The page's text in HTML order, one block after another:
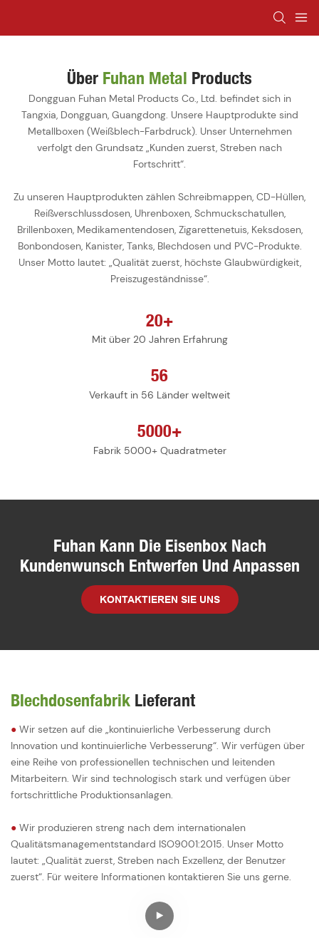
Über Fuhan Metal Products
Dongguan Fuhan Metal Products Co., Ltd. befindet sich in
Tangxia, Dongguan, Guangdong. Unsere Hauptprodukte sind
Metallboxen (Weißblech-Farbdruck). Unser Unternehmen
verfolgt den Grundsatz „Kunden zuerst, Streben nach
Fortschritt“.
Zu unseren Hauptprodukten zählen Schreibmappen, CD-Hüllen,
Reißverschlussdosen, Uhrenboxen, Schmuckschatullen,
Brillenboxen, Medikamentendosen, Zigarettenetuis, Keksdosen,
Bonbondosen, Kanister, Tanks, Blechdosen und PVC-Produkte.
Unser Motto lautet: „Qualität zuerst, höchste Glaubwürdigkeit,
Preiszugeständnisse“.
20+
Mit über 20 Jahren Erfahrung
56
Verkauft in 56 Länder weltweit
5000+
Fabrik 5000+ Quadratmeter
Fuhan Kann Die Eisenbox Nach
Kundenwunsch Entwerfen Und Anpassen
KONTAKTIEREN SIE UNS
Blechdosenfabrik Lieferant
● Wir setzen auf die „kontinuierliche Verbesserung durch
Innovation und kontinuierliche Verbesserung“. Wir verfügen über
eine Reihe von professionellen technischen und leitenden
Mitarbeitern. Wir sind technologisch stark und verfügen über
fortschrittliche Produktionsanlagen.
● Wir produzieren streng nach dem internationalen
Qualitätsmanagementstandard ISO9001:2015. Unser Motto
lautet: „Qualität zuerst, Streben nach Exzellenz, der Benutzer
zuerst“. Für weitere Informationen kontaktieren Sie uns gerne.